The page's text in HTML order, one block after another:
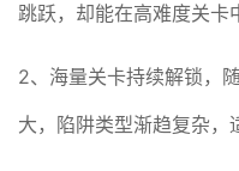
跳跃，却能在高难度关卡
2、海量关卡持续解锁，
大，陷阱类型渐趋复杂，